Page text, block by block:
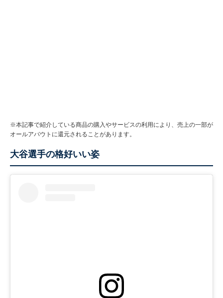
※本記事で紹介している商品の購入やサービスの利用により、売上の一部が
オールアバウトに還元されることがあります。
大谷選手の格好いい姿